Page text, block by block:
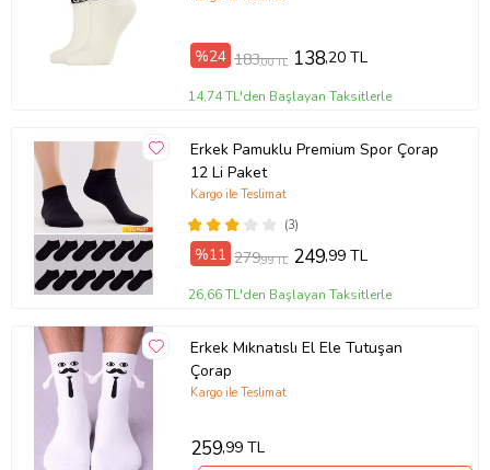
%24 183,00 TL 138,20 TL
14,74 TL'den Başlayan Taksitlerle
Erkek Pamuklu Premium Spor Çorap
12 Li Paket
(3)
Kargo ile Teslimat
%11 279,99 TL 249,99 TL
26,66 TL'den Başlayan Taksitlerle
Erkek Mıknatıslı El Ele Tutuşan
Çorap
Kargo ile Teslimat
259,99 TL